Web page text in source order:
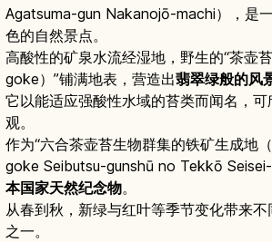
Agatsuma-gun Nakanojō-machi），是
色的自然景点。
高酸性的矿泉水流经湿地，野生的“茶壶
goke）”铺满地表，营造出翡翠绿般的风
它以能适应强酸性水域的苔类而闻名，
观。
作为“六合茶壶苔生物群集的铁矿生成地
goke Seibutsu-gunshū no Tekkō
本国家天然纪念物。
从春到秋，新绿与红叶等季节变化带来
之一。